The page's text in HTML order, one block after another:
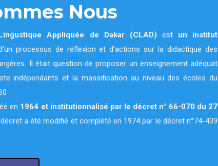
Nous
Appliquée de Dakar (CLAD) est un institut
processus de réflexion et d'actions sur la didactique des
Il était question de proposer un enseignement adéquat
indépendants et la massification au niveau des écoles du
en 1964 et institutionnalisé par le décret n° 66-070 du 27
a été modifié et complété en 1974 par le décret n°74-439